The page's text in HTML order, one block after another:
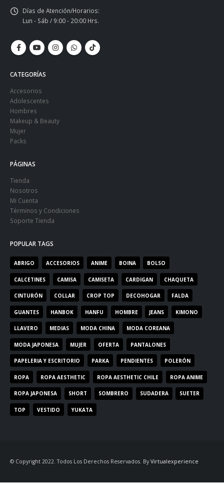
Días de Atención/Horarios:
Lun - Sáb / 9:00 - 20:00 Hrs.
CATEGORÍAS
Accesorios
Adolescentes
Hombres
Makeup & Beauty
Mujer
Packs
PÁGINAS
Tienda
Nosotros
Mi Cuenta
Términos y Condiciones
Soporte Tienda
POPULAR TAGS
ABRIGO ACCESORIOS ANIME BOINA BOLSO
CALCETINES CAMISA CAMISETA CARDIGAN CHAQUETA
CINTURÓN COLLAR CROP TOP DECOHOGAR FALDA
GUANTES HANBOK HANFU HOMBRE JEANS KIMONO
LLAVERO MEDIAS MODA CHINA MODA COREANA
MODA JAPONESA MUJER OFERTA PANTALONES
PAPELERIA Y ESCRITORIO PARKA PENDIENTES POLERÓN
ROPA ROPA AESTHETIC ROPA AESTHETIC CHILE ROPA ANIME
ROPA JAPONESA SHORT SOMBRERO SUDADERA SUETER
TOP VESTIDO YUKATA
© Copyright 2022. Todos Los Derechos Reservados. By Virtualexperience